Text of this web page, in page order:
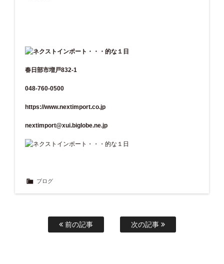
春日部市増戸832-1
048-760-0500
https://www.nextimport.co.jp
nextimport@xui.biglobe.ne.jp
ブログ
前の記事 次の記事